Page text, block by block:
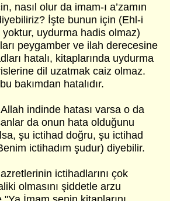
nasıl olur da imam-ı a’zamın
İşte bunun için (Ehl-i
uydurma hadis olmaz)
peygamber ve ilah derecesine
hatalı, kitaplarında uydurma
dil uzatmak caiz olmaz.
bakımdan hatalıdır.
indinde hatası varsa o da
da onun hata olduğunu
şu ictihad doğru, şu ictihad
ictihadım şudur) diyebilir.
ictihadlarını çok
olmasını şiddetle arzu